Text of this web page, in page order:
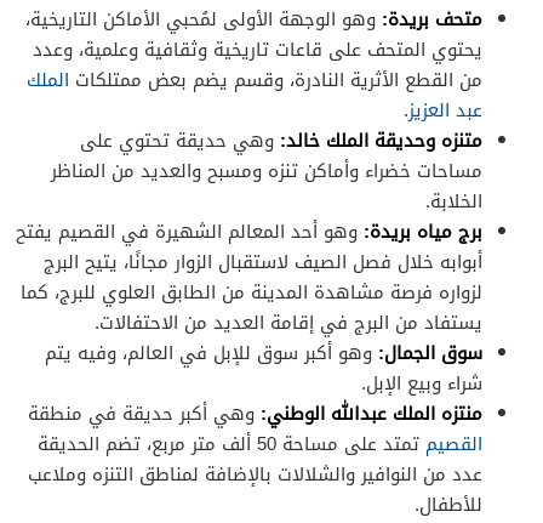
متحف بريدة: وهو الوجهة الأولى لمُحبي الأماكن التاريخية،
يحتوي المتحف على قاعات تاريخية وثقافية وعلمية، وعدد
من القطع الأثرية النادرة، وقسم يضم بعض ممتلكات الملك
عبد العزيز.
متنزه وحديقة الملك خالد: وهي حديقة تحتوي على
مساحات خضراء وأماكن تنزه ومسبح والعديد من المناظر
الخلابة.
برج مياه بريدة: وهو أحد المعالم الشهيرة في القصيم يفتح
أبوابه خلال فصل الصيف لاستقبال الزوار مجانًا، يتيح البرج
لزواره فرصة مشاهدة المدينة من الطابق العلوي للبرج، كما
يستفاد من البرج في إقامة العديد من الاحتفالات.
سوق الجمال: وهو أكبر سوق للإبل في العالم، وفيه يتم
شراء وبيع الإبل.
منتزه الملك عبدالله الوطني: وهي أكبر حديقة في منطقة
القصيم
تمتد على مساحة 50 ألف متر مربع، تضم الحديقة
عدد من النوافير والشلالات بالإضافة لمناطق التنزه وملاعب
للأطفال.